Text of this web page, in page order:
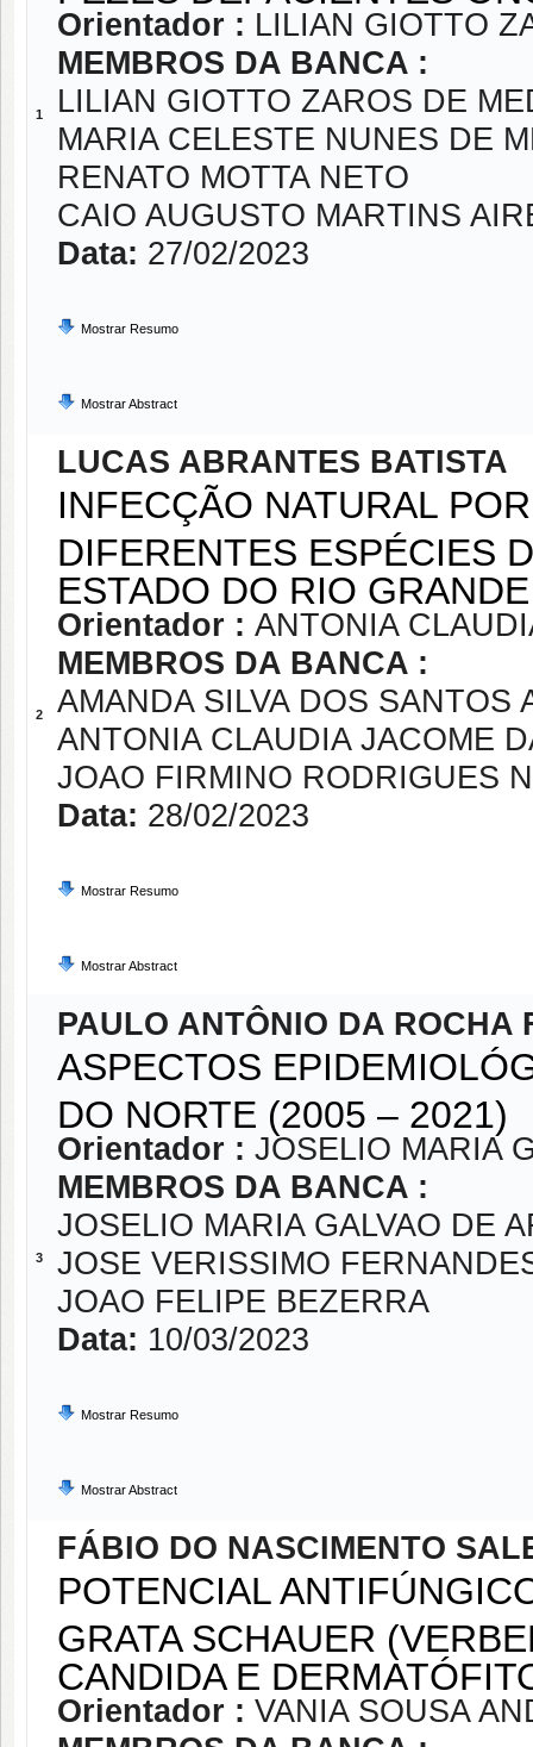
1
Orientador : LILIAN GIOTTO
MEMBROS DA BANCA :
LILIAN GIOTTO ZAROS DE
MARIA CELESTE NUNES DE
RENATO MOTTA NETO
CAIO AUGUSTO MARTINS
Data: 27/02/2023
Mostrar Resumo
Mostrar Abstract
2
LUCAS ABRANTES BATISTA
INFECÇÃO NATURAL
DIFERENTES ESPÉCIES
ESTADO DO RIO
Orientador : ANTONIA
MEMBROS DA BANCA :
AMANDA SILVA DOS SANTOS
ANTONIA CLAUDIA JACOME
JOAO FIRMINO RODRIGUES
Data: 28/02/2023
Mostrar Resumo
Mostrar Abstract
3
PAULO ANTÔNIO DA ROCHA
ASPECTOS
DO NORTE (2005 – 2021)
Orientador : JOSELIO MARIA
MEMBROS DA BANCA :
JOSELIO MARIA GALVAO DE
JOSE VERISSIMO
JOAO FELIPE BEZERRA
Data: 10/03/2023
Mostrar Resumo
Mostrar Abstract
FÁBIO DO NASCIMENTO
POTENCIAL
GRATA SCHAUER
CANDIDA E
Orientador : VANIA SOUSA